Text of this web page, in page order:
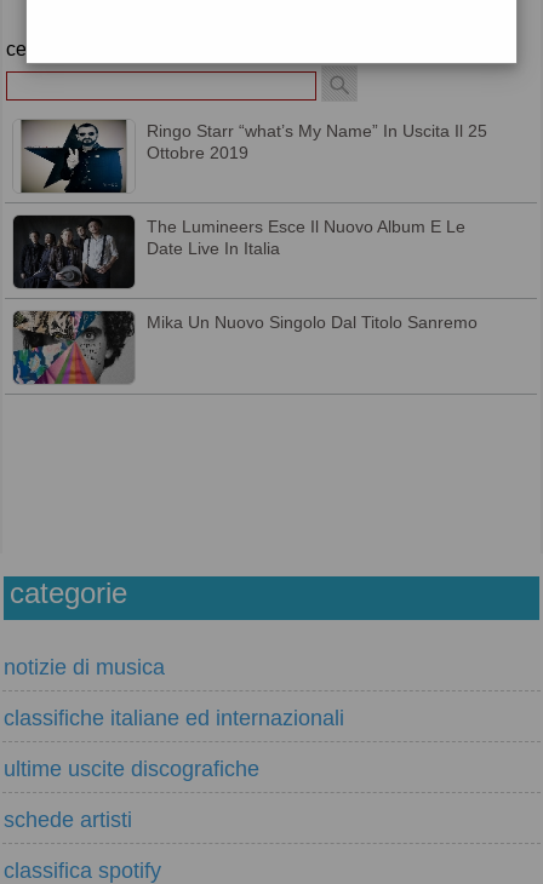
cerca
Ringo Starr “what’s My Name” In Uscita Il 25
Ottobre 2019
The Lumineers Esce Il Nuovo Album E Le
Date Live In Italia
Mika Un Nuovo Singolo Dal Titolo Sanremo
categorie
notizie di musica
classifiche italiane ed internazionali
ultime uscite discografiche
schede artisti
classifica spotify